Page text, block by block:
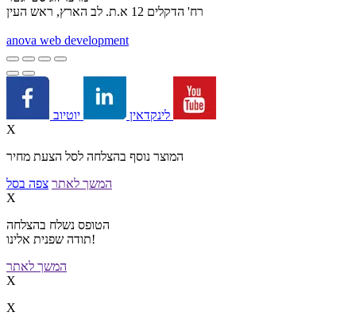
רח' הדקלים 12 א.ת. לב הארץ, ראש העין
anova web development
לינקדאין
X
המוצר נוסף בהצלחה לסל הצעת מחיר
המשך לאתר צפה בסל
X
הטופס נשלח בהצלחה
תודה שפנית אלינו!
המשך לאתר
X
X